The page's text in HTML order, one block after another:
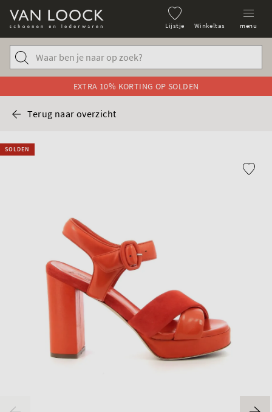
Lijstje Winkeltas menu
EXTRA 10% KORTING OP SOLDEN
Terug naar overzicht
SOLDEN